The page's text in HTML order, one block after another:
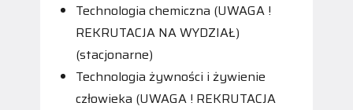
Technologia chemiczna (UWAGA !
REKRUTACJA NA WYDZIAŁ)
(stacjonarne)
Technologia żywności i żywienie
człowieka (UWAGA ! REKRUTACJA